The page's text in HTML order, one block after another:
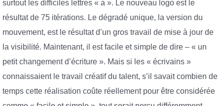
surtout les difficiles lettres « a ». Le nouveau logo est le
résultat de 75 itérations. Le dégradé unique, la version du
mouvement, est le résultat d’un gros travail de mise à jour de
la visibilité. Maintenant, il est facile et simple de dire – « un
petit changement d’écriture ». Mais si les « écrivains »
connaissaient le travail créatif du talent, s’il savait combien de
temps cette réalisation coûte réellement pour être considérée